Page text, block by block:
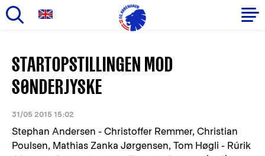
hovedindhold
Primær
navigation
STARTOPSTILLINGEN MOD
SØNDERJYSKE
31/05 2015 15:02
Stephan Andersen - Christoffer Remmer, Christian
Poulsen, Mathias Zanka Jørgensen, Tom Høgli - Rúrik